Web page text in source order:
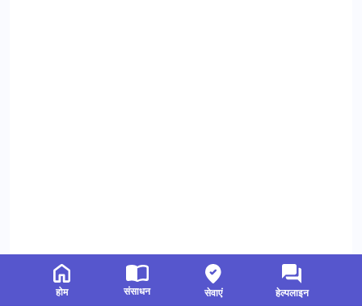
होम संसाधन सेवाएं हेल्पलाइन